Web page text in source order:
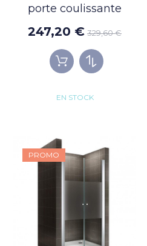
porte coulissante
247,20 € 329,60 €
EN STOCK
PROMO